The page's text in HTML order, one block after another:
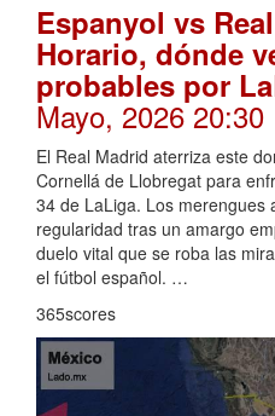
Espanyol vs
Horario, dónde
probables por
Mayo, 2026 20:30
El Real Madrid aterriza este
Cornellá de Llobregat para
34 de LaLiga. Los merengues
regularidad tras un amargo
duelo vital que se roba las
el fútbol español. …
365scores